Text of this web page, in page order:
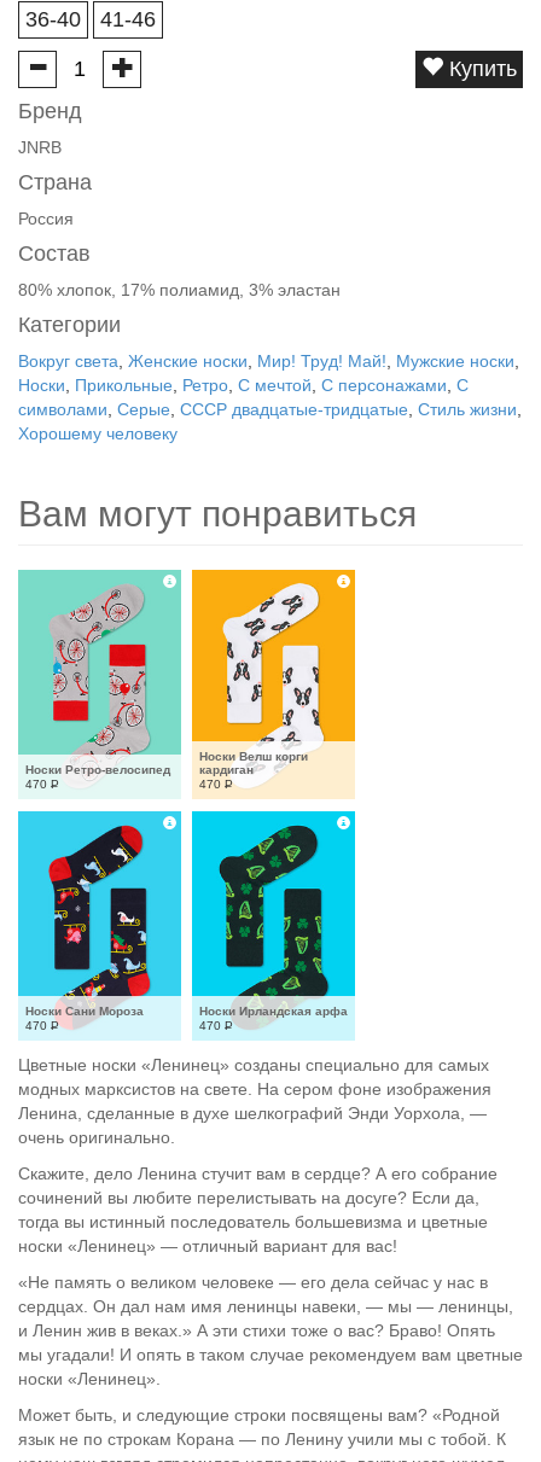
36-40
41-46
Купить
Бренд
JNRB
Страна
Россия
Состав
80% хлопок, 17% полиамид, 3% эластан
Категории
Вокруг света Женские носки Мир! Труд! Май! Мужские носки
Носки
Прикольные Ретро С мечтой С персонажами С
символами Серые СССР двадцатые-тридцатые Стиль жизни
Хорошему человеку
Вам могут понравиться
Носки Ретро-велосипед
470 Р
Носки Велш корги
кардиган
470 Р
Носки Сани Мороза
470 Р
Носки Ирландская арфа
470 Р
Цветные носки «Ленинец» созданы специально для самых
модных марксистов на свете. На сером фоне изображения
Ленина, сделанные в духе шелкографий Энди Уорхола, —
очень оригинально.
Скажите, дело Ленина стучит вам в сердце? А его собрание
сочинений вы любите перелистывать на досуге? Если да,
тогда вы истинный последователь большевизма и цветные
носки «Ленинец» — отличный вариант для вас!
«Не память о великом человеке — его дела сейчас у нас в
сердцах. Он дал нам имя ленинцы навеки, — мы — ленинцы,
и Ленин жив в веках.» А эти стихи тоже о вас? Браво! Опять
мы угадали! И опять в таком случае рекомендуем вам цветные
носки «Ленинец».
Может быть, и следующие строки посвящены вам? «Родной
язык не по строкам Корана — по Ленину учили мы с тобой. К